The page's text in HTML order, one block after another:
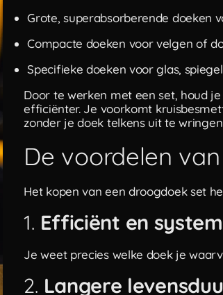
Grote, superabsorberende doeken
Compacte doeken voor velgen of
Specifieke doeken voor glas,
Door te werken met een set, houd
efficiënter. Je voorkomt
zonder je doek telkens uit te
De voordelen
Het kopen van een droogdoek set
1. Efficiënt en
Je weet precies welke doek je
2. Langere